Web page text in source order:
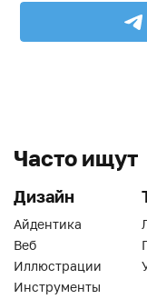
Часто ищут
Дизайн
Айдентика
Веб
Иллюстрации
Инструменты